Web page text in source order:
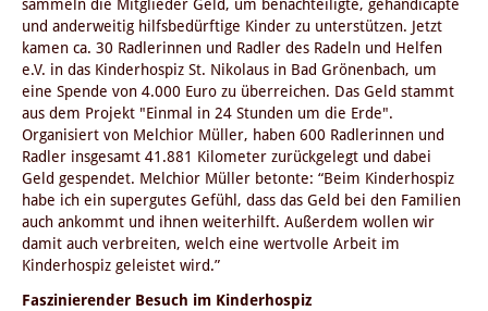
und anderweitig hilfsbedürftige Kinder zu unterstützen. Jetzt
kamen ca. 30 Radlerinnen und Radler des Radeln und Helfen
e.V. in das Kinderhospiz St. Nikolaus in Bad Grönenbach, um
eine Spende von 4.000 Euro zu überreichen. Das Geld stammt
aus dem Projekt "Einmal in 24 Stunden um die Erde".
Organisiert von Melchior Müller, haben 600 Radlerinnen und
Radler insgesamt 41.881 Kilometer zurückgelegt und dabei
Geld gespendet. Melchior Müller betonte: “Beim Kinderhospiz
habe ich ein supergutes Gefühl, dass das Geld bei den Familien
auch ankommt und ihnen weiterhilft. Außerdem wollen wir
damit auch verbreiten, welch eine wertvolle Arbeit im
Kinderhospiz geleistet wird.”
Faszinierender Besuch im Kinderhospiz